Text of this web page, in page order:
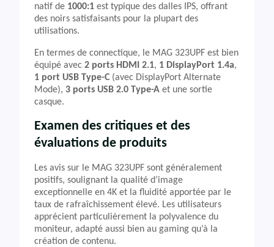
natif de 1000:1 est typique des dalles IPS, offrant
des noirs satisfaisants pour la plupart des
utilisations.
En termes de connectique, le MAG 323UPF est bien
équipé avec 2 ports HDMI 2.1, 1 DisplayPort 1.4a,
1 port USB Type-C (avec DisplayPort Alternate
Mode), 3 ports USB 2.0 Type-A et une sortie
casque.
Examen des critiques et des
évaluations de produits
Les avis sur le MAG 323UPF sont généralement
positifs, soulignant la qualité d’image
exceptionnelle en 4K et la fluidité apportée par le
taux de rafraîchissement élevé. Les utilisateurs
apprécient particulièrement la polyvalence du
moniteur, adapté aussi bien au gaming qu’à la
création de contenu.